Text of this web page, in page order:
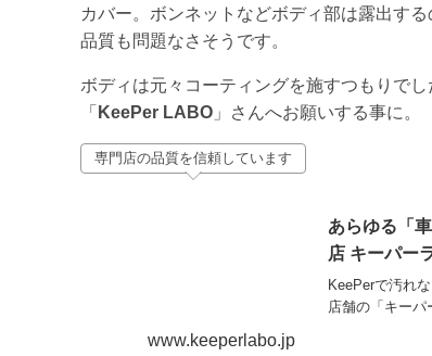
カバー。ボンネットなどボディ部は露出す
品質も問題なさそうです。
ボディは元々コーティングを施すつもりで
「 KeePer LABO 」さんへお願いする事に。
専門店の品質を信頼しています
あらゆる「
店 キーパー
KeePerで汚れ
店舗の「キーパ
www.keeperlabo.jp